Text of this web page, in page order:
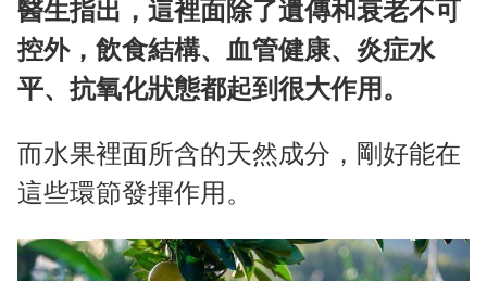
醫生指出，這裡面除了遺傳和衰老不可
控外，飲食結構、血管健康、炎症水
平、抗氧化狀態都起到很大作用。
而水果裡面所含的天然成分，剛好能在
這些環節發揮作用。